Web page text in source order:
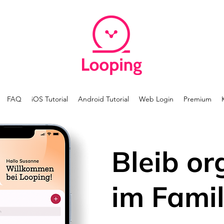
FAQ iOS Tutorial Android Tutorial Web Login Premium
Bleib
im